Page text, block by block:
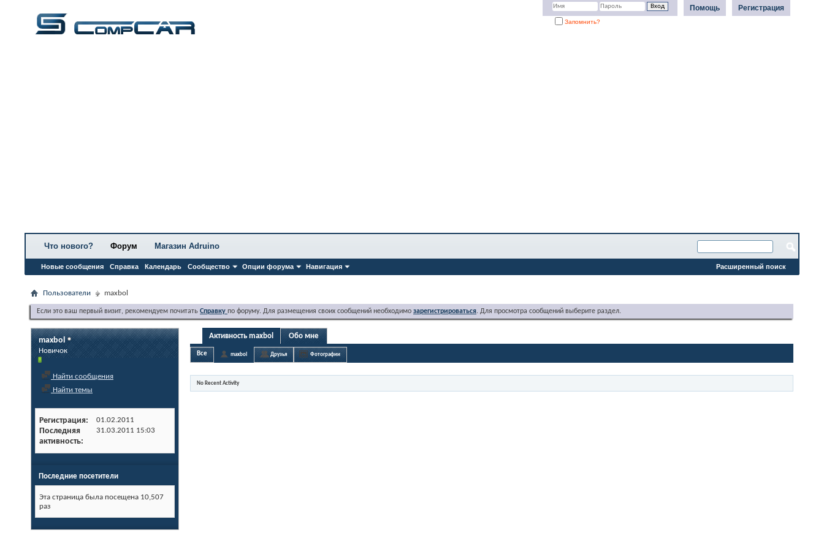
Регистрация
Помощь
Запомнить?
Что нового? Форум
Новые сообщения Справка Календарь Сообщество Опции форума Навигация
Магазин Adruino
Расширенный поиск
Пользователи maxbol
Если это ваш первый визит, рекомендуем почитать Справку по форуму. Для размещения своих сообщений необходимо зарегистрироваться. Для просмотра сообщений выберите раздел.
maxbol
Новичок
Найти сообщения
Найти темы
Регистрация 01.02.2011
Последняя
активность
31.03.2011 15:03
Последние посетители
Эта страница была посещена 10,507
раз
Активность maxbol Обо мне
Все maxbol Друзья Фотографии
No Recent Activity